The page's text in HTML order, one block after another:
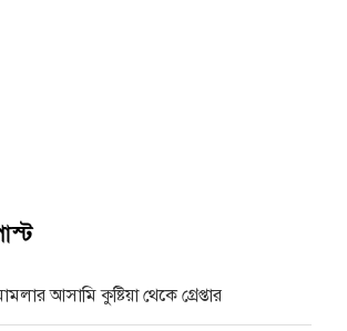
আসামি কুষ্টিয়া থেকে গ্রেপ্তার